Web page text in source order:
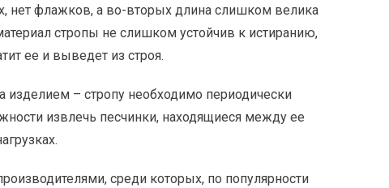
флажков, а во-вторых длина слишком велика
стропы не слишком устойчив к истиранию,
ее и выведет из строя.
изделием – стропу необходимо периодически
извлечь песчинки, находящиеся между ее
среди которых, по популярности